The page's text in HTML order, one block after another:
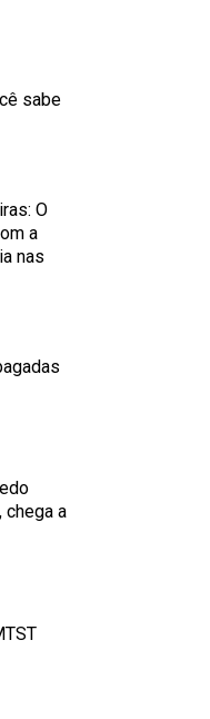
sabe
O
a
nas
chega a